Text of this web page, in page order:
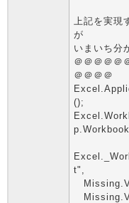
上記を実現
が
いまいち分
＠＠＠＠
＠＠＠＠
();
t",